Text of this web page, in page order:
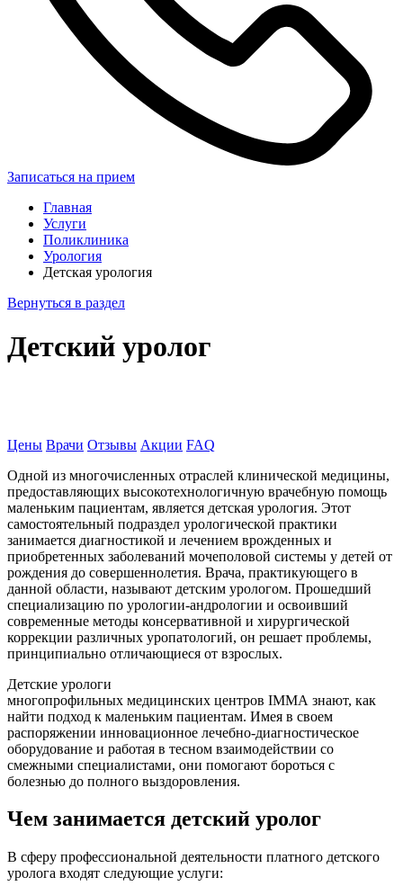
Записаться на прием
Главная
Услуги
Поликлиника
Урология
Детская урология
Вернуться в раздел
Детский уролог
Цены Врачи Отзывы Акции FAQ
Одной из многочисленных отраслей клинической медицины,
предоставляющих высокотехнологичную врачебную помощь
маленьким пациентам, является детская урология. Этот
самостоятельный подраздел урологической практики
занимается диагностикой и лечением врожденных и
приобретенных заболеваний мочеполовой системы у детей от
рождения до совершеннолетия. Врача, практикующего в
данной области, называют детским урологом. Прошедший
специализацию по урологии-андрологии и освоивший
современные методы консервативной и хирургической
коррекции различных уропатологий, он решает проблемы,
принципиально отличающиеся от взрослых.
Детские урологи
многопрофильных медицинских центров IММА знают, как
найти подход к маленьким пациентам. Имея в своем
распоряжении инновационное лечебно-диагностическое
оборудование и работая в тесном взаимодействии со
смежными специалистами, они помогают бороться с
болезнью до полного выздоровления.
Чем занимается детский уролог
В сферу профессиональной деятельности платного детского
уролога входят следующие услуги: